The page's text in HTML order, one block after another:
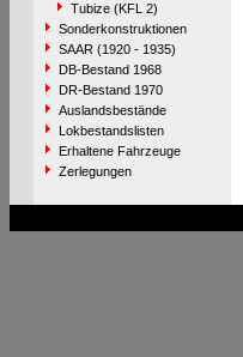
Tubize (KFL 2)
Sonderkonstruktionen
SAAR (1920 - 1935)
DB-Bestand 1968
DR-Bestand 1970
Auslandsbestände
Lokbestandslisten
Erhaltene Fahrzeuge
Zerlegungen